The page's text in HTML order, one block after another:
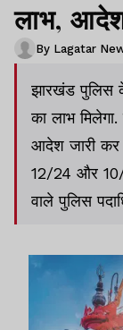
लाभ, आदेश
By Lagatar
झारखंड पुलिस के
का लाभ
आदेश जारी कर
12/24 और 10/
वाले पुलिस